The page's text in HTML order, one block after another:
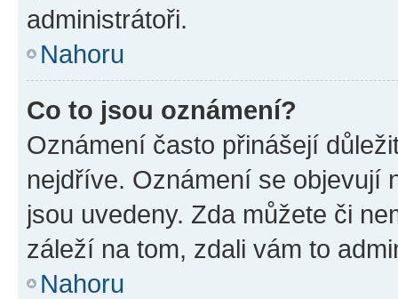
administrátoři.
Nahoru
Co to jsou oznámení?
Oznámení často přinášejí
nejdříve. Oznámení se objevují
jsou uvedeny. Zda můžete či
záleží na tom, zdali vám to
Nahoru